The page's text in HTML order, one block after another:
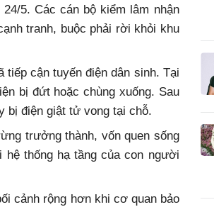
5. Các cán bộ kiểm lâm nhận
tranh, buộc phải rời khỏi khu
cận tuyến điện dân sinh. Tại
bị đứt hoặc chùng xuống. Sau
bị điện giật tử vong tại chỗ.
trưởng thành, vốn quen sống
thống hạ tầng của con người
cảnh rộng hơn khi cơ quan bảo